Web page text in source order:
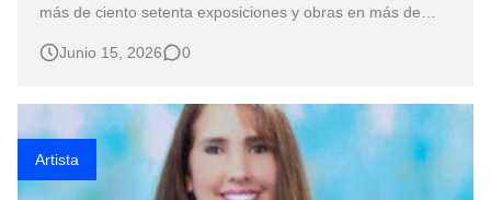
más de ciento setenta exposiciones y obras en más de
nombrado miembro de la Asociación Internacional de
la Asociación Española d…
Junio 15, 2026 0
Artista